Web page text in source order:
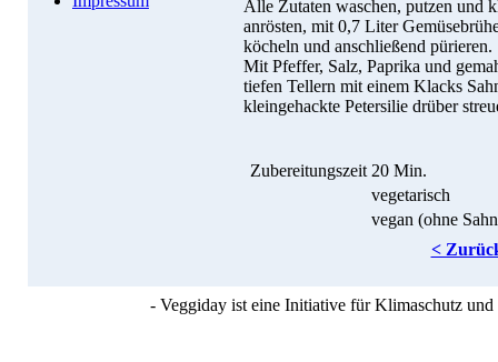
Alle Zutaten waschen, putzen und
anrösten, mit 0,7 Liter
köcheln und anschließend pürieren.
Mit Pfeffer, Salz, Paprika und
tiefen Tellern mit einem Klacks
kleingehackte Petersilie drüber
Zubereitungszeit 20 Min.
vegetarisch
vegan (ohne
<
- Veggiday ist eine Initiative für Klimaschutz